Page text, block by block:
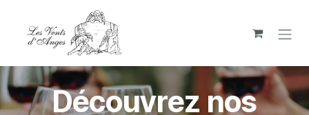
Se rendre au contenu
Découvrez nos